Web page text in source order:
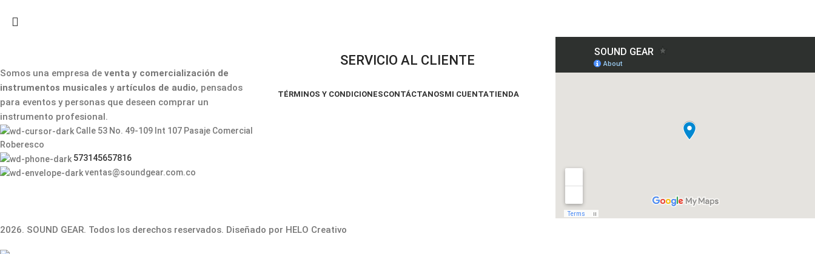
Somos una empresa de venta y comercialización de
instrumentos musicales yartículos de audio, pensados
para eventos y personas que deseen comprar un
instrumento profesional.
Calle 53 No. 49-109 Int 107 Pasaje Comercial
Roberesco
573145657816
ventas@soundgear.com.co
SERVICIO AL CLIENTE
TÉRMINOS Y CONDICIONESCONTÁCTANOSMI CUENTATIENDA
2026. SOUND GEAR. Todos los derechos reservados. Diseñado por HELO Creativo